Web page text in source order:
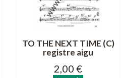
TO THE NEXT TIME (C)
registre aigu
2,00 €